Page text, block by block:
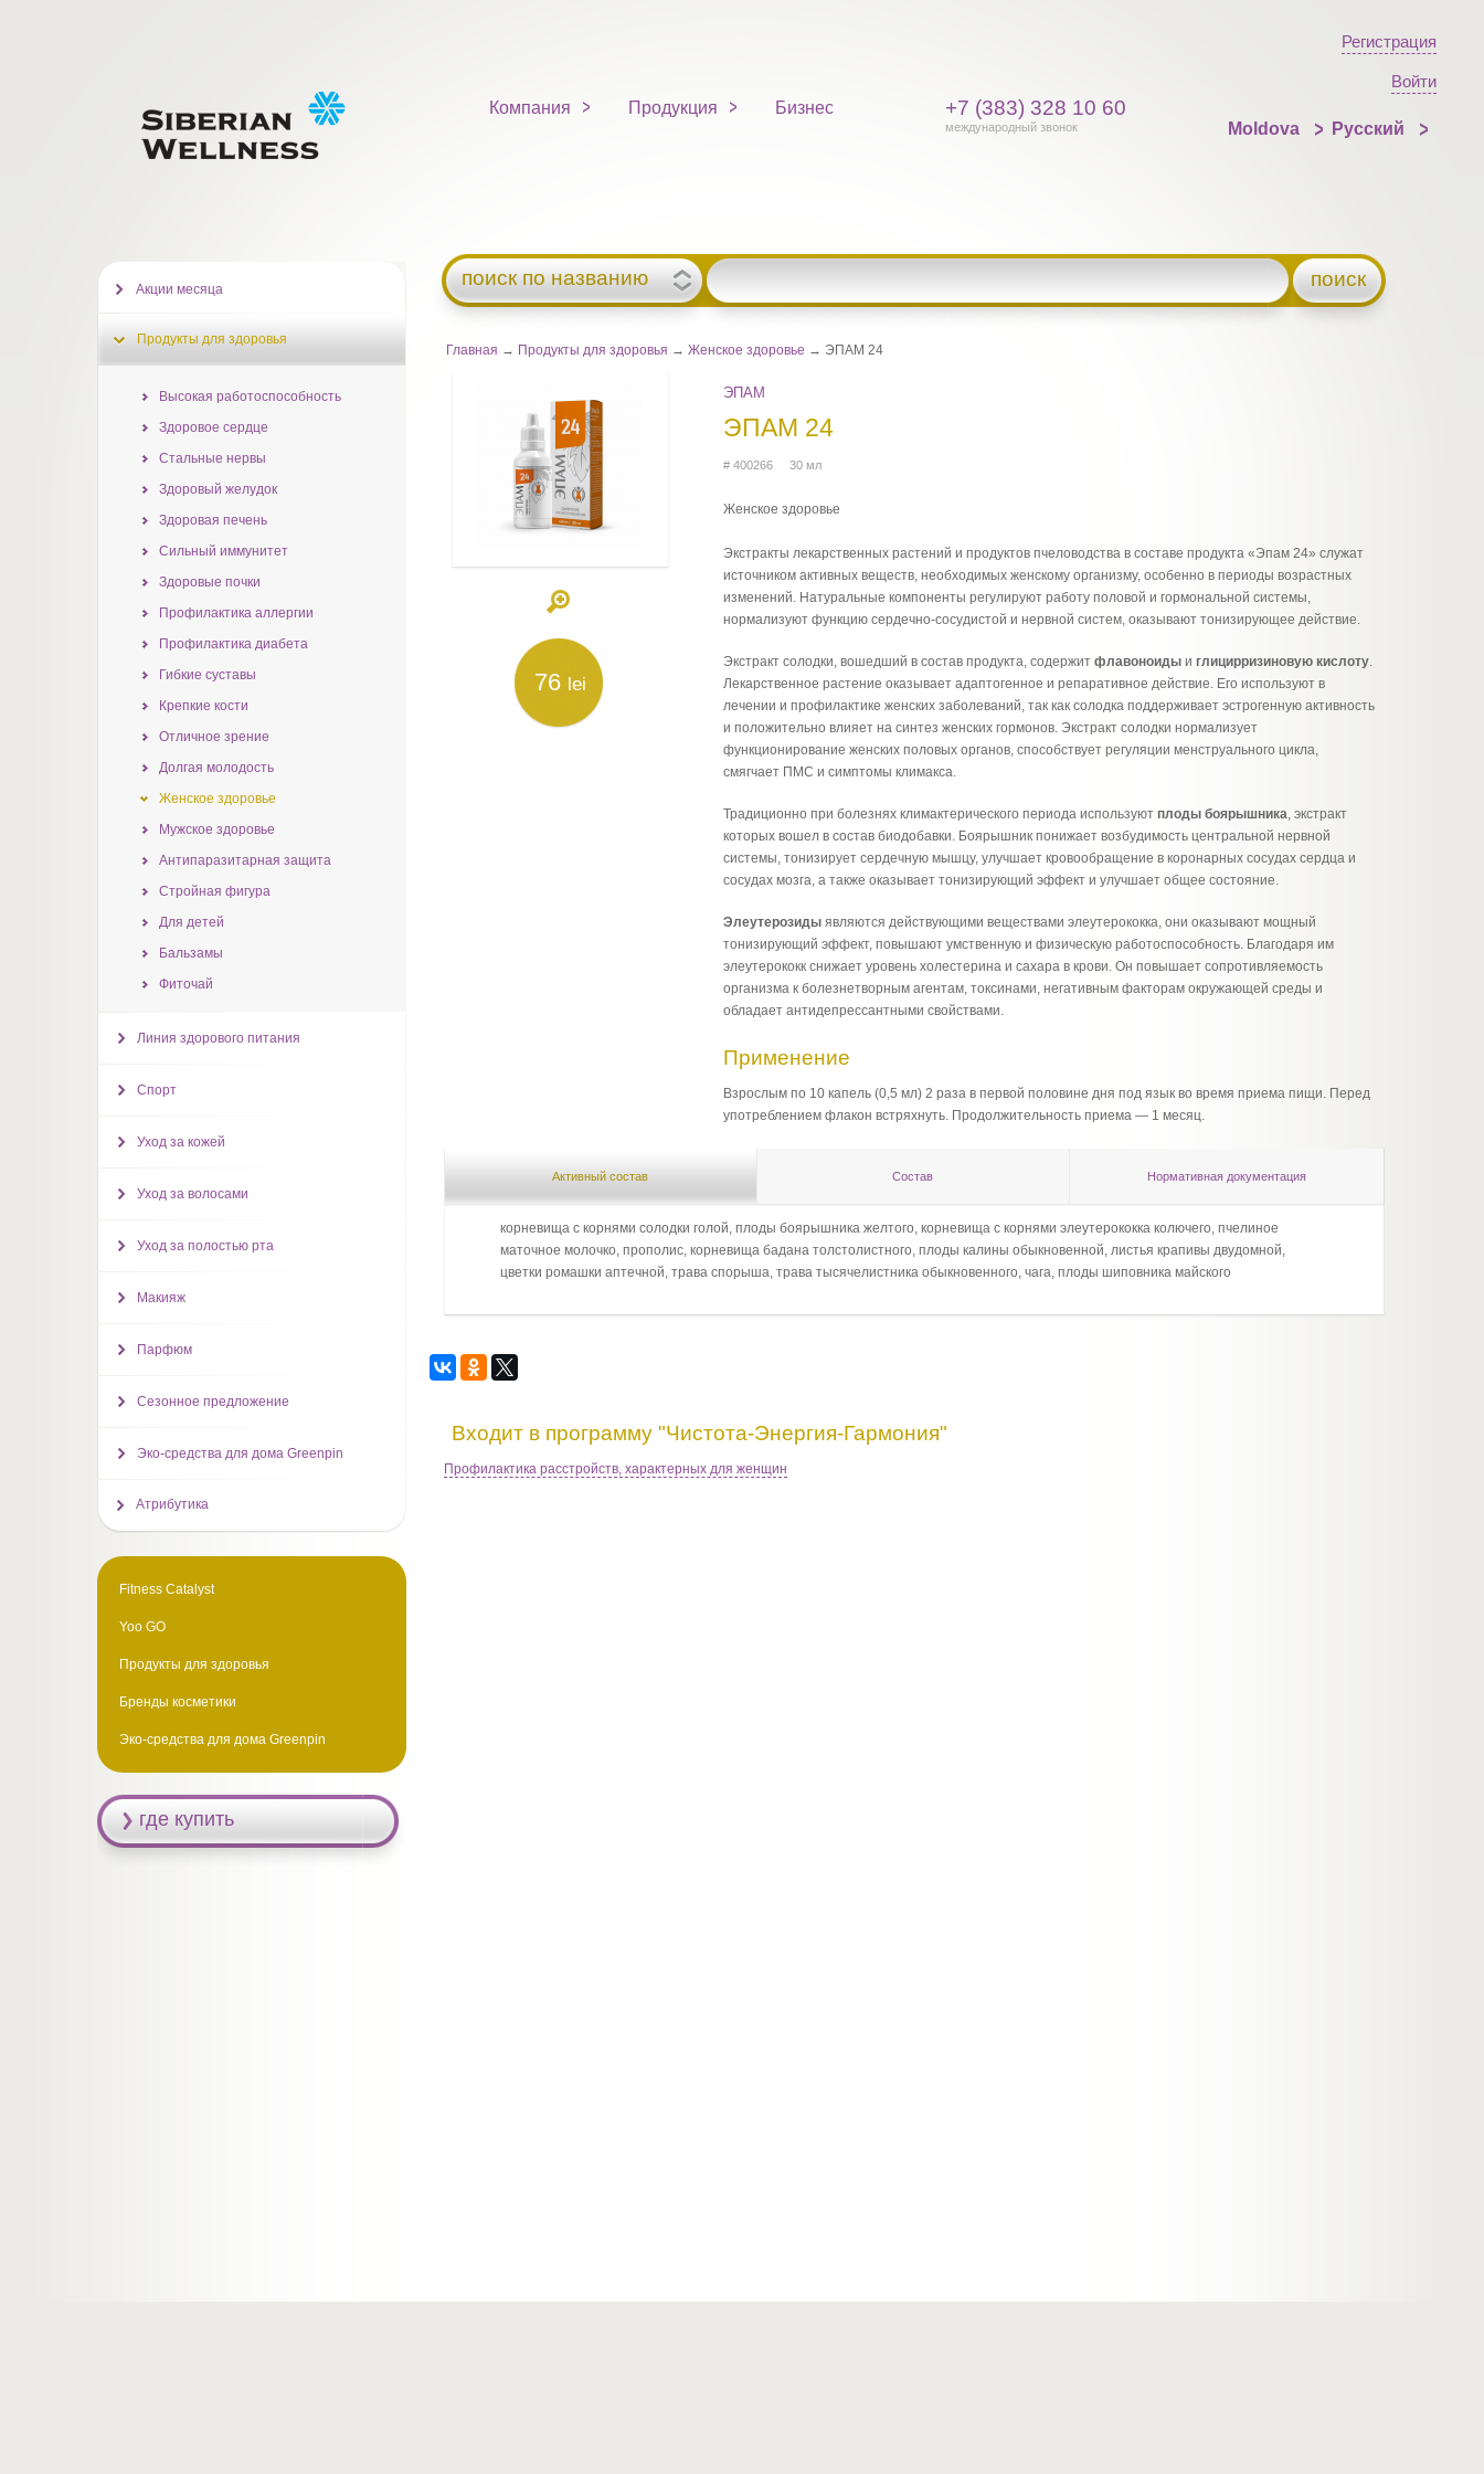
Компания Продукция Бизнес +7 (383) 328 10 60
международный звонок
Регистрация
Войти
Moldova Русский
поиск по названию поиск
Главная → Продукты для здоровья → Женское здоровье → ЭПАМ 24
76 lei
ЭПАМ
ЭПАМ 24
# 400266 30 мл
Женское здоровье
Экстракты лекарственных растений и продуктов пчеловодства в составе продукта «Эпам 24» служат
источником активных веществ, необходимых женскому организму, особенно в периоды возрастных
изменений. Натуральные компоненты регулируют работу половой и гормональной системы,
нормализуют функцию сердечно-сосудистой и нервной систем, оказывают тонизирующее действие.
Экстракт солодки, вошедший в состав продукта, содержитфлавоноиды иглицирризиновую кислоту.
Лекарственное растение оказывает адаптогенное и репаративное действие. Его используют в
лечении и профилактике женских заболеваний, так как солодка поддерживает эстрогенную активность
и положительно влияет на синтез женских гормонов. Экстракт солодки нормализует
функционирование женских половых органов, способствует регуляции менструального цикла,
смягчает ПМС и симптомы климакса.
Традиционно при болезнях климактерического периода используютплоды боярышника, экстракт
которых вошел в состав биодобавки. Боярышник понижает возбудимость центральной нервной
системы, тонизирует сердечную мышцу, улучшает кровообращение в коронарных сосудах сердца и
сосудах мозга, а также оказывает тонизирующий эффект и улучшает общее состояние.
Элеутерозиды являются действующими веществами элеутерококка, они оказывают мощный
тонизирующий эффект, повышают умственную и физическую работоспособность. Благодаря им
элеутерококк снижает уровень холестерина и сахара в крови. Он повышает сопротивляемость
организма к болезнетворным агентам, токсинами, негативным факторам окружающей среды и
обладает антидепрессантными свойствами.
Применение
Взрослым по 10 капель (0,5 мл) 2 раза в первой половине дня под язык во время приема пищи. Перед
употреблением флакон встряхнуть. Продолжительность приема — 1 месяц.
Активный состав Состав Нормативная документация
корневища с корнями солодки голой, плоды боярышника желтого, корневища с корнями элеутерококка колючего, пчелиное
маточное молочко, прополис, корневища бадана толстолистного, плоды калины обыкновенной, листья крапивы двудомной,
цветки ромашки аптечной, трава спорыша, трава тысячелистника обыкновенного, чага, плоды шиповника майского
Входит в программу "Чистота-Энергия-Гармония"
Профилактика расстройств, характерных для женщин
Акции месяца
Продукты для здоровья
Высокая работоспособность
Здоровое сердце
Стальные нервы
Здоровый желудок
Здоровая печень
Сильный иммунитет
Здоровые почки
Профилактика аллергии
Профилактика диабета
Гибкие суставы
Крепкие кости
Отличное зрение
Долгая молодость
Женское здоровье
Мужское здоровье
Антипаразитарная защита
Стройная фигура
Для детей
Бальзамы
Фиточай
Линия здорового питания
Спорт
Уход за кожей
Уход за волосами
Уход за полостью рта
Макияж
Парфюм
Сезонное предложение
Эко-средства для дома Greenpin
Атрибутика
Fitness Catalyst
Yoo GO
Продукты для здоровья
Бренды косметики
Эко-средства для дома Greenpin
где купить